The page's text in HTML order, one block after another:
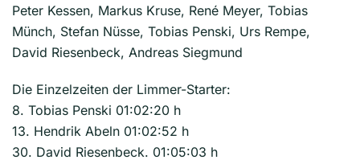
Peter Kessen, Markus Kruse, René Meyer, Tobias
Münch, Stefan Nüsse, Tobias Penski, Urs Rempe,
David Riesenbeck, Andreas Siegmund
Die Einzelzeiten der Limmer-Starter:
8. Tobias Penski 01:02:20 h
13. Hendrik Abeln 01:02:52 h
30. David Riesenbeck. 01:05:03 h